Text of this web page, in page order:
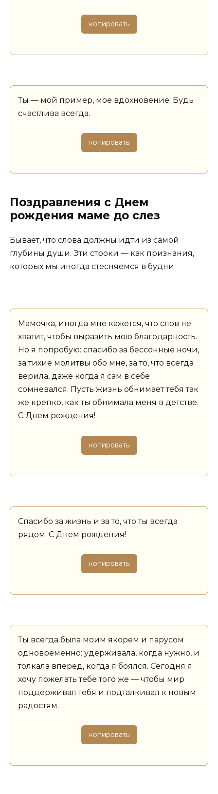
копировать
Ты — мой пример, мое вдохновение. Будь
счастлива всегда.
копировать
Поздравления с Днем
рождения маме до слез
Бывает, что слова должны идти из самой
глубины души. Эти строки — как признания,
которых мы иногда стесняемся в будни.
Мамочка, иногда мне кажется, что слов не
хватит, чтобы выразить мою благодарность.
Но я попробую: спасибо за бессонные ночи,
за тихие молитвы обо мне, за то, что всегда
верила, даже когда я сам в себе
сомневался. Пусть жизнь обнимает тебя так
же крепко, как ты обнимала меня в детстве.
С Днем рождения!
копировать
Спасибо за жизнь и за то, что ты всегда
рядом. С Днем рождения!
копировать
Ты всегда была моим якорем и парусом
одновременно: удерживала, когда нужно, и
толкала вперед, когда я боялся. Сегодня я
хочу пожелать тебе того же — чтобы мир
поддерживал тебя и подталкивал к новым
радостям.
копировать